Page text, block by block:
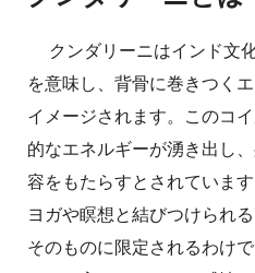
クンダリーニはインド文
を意味し、背骨に巻きつく
イメージされます。このコ
的なエネルギーが湧き出し
容をもたらすとされていま
ヨガや瞑想と結びつけられ
そのものに限定されるわけ